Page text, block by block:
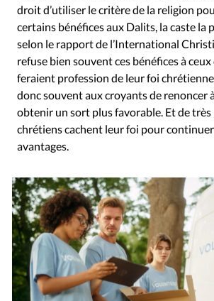
droit d’utiliser le critère de la religion
certains bénéfices aux Dalits, la caste la
selon le rapport de l’International
refuse bien souvent ces bénéfices à
feraient profession de leur foi
donc souvent aux croyants de renoncer
obtenir un sort plus favorable. Et de
chrétiens cachent leur foi pour
avantages.